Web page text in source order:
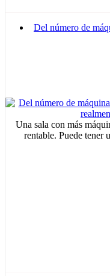
Del número de
Una sala con más
rentable. Puede tener